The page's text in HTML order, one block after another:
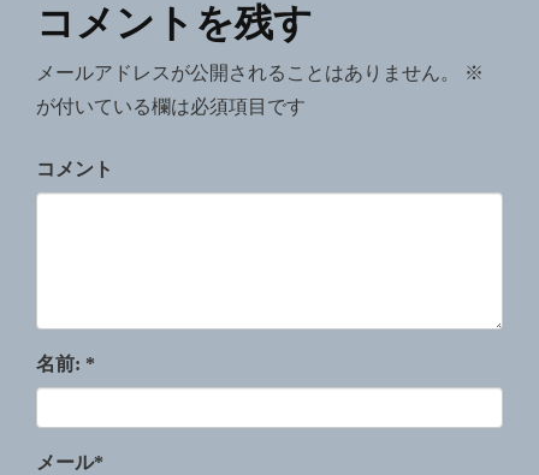
コメントを残す
メールアドレスが公開されることはありません。
※
が付いている欄は必須項目です
コメント
名前: *
メール*